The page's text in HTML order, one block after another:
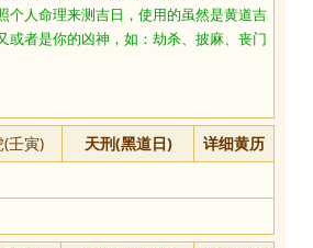
个人命理来测吉日，使用的虽然是黄道吉
或者是你的凶神，如：劫杀、披麻、丧门
壬寅) 天刑(黑道日) 详细黄历